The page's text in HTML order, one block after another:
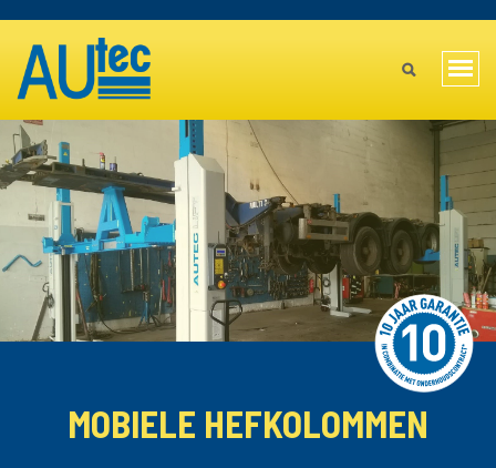
main
content
MAIN
MENU
MOBILE
MOBIELE HEFKOLOMMEN